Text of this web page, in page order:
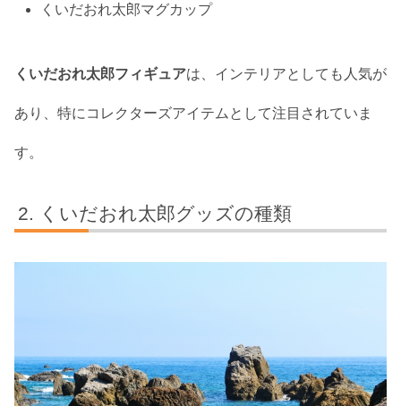
くいだおれ太郎マグカップ
くいだおれ太郎フィギュアは、インテリアとしても人気が
あり、特にコレクターズアイテムとして注目されていま
す。
くいだおれ太郎グッズの種類